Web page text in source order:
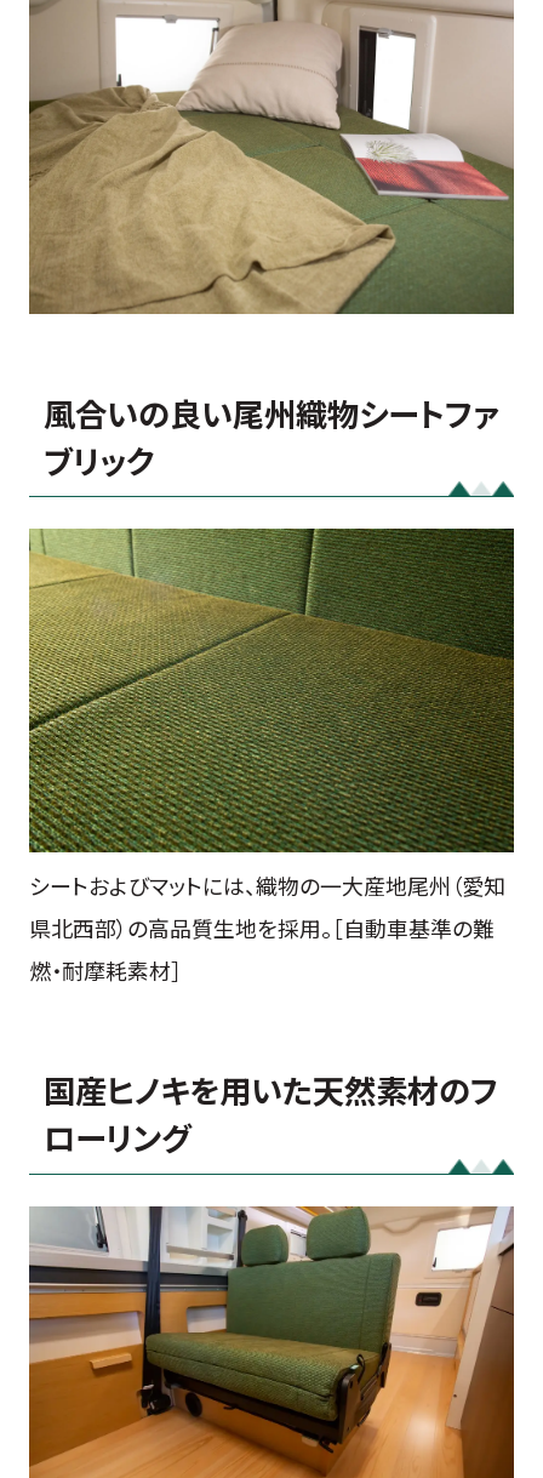
風合いの良い尾州織物シートファ
ブリック
シートおよびマットには、織物の一大産地尾州（愛知
県北西部）の高品質生地を採用。［自動車基準の難
燃・耐摩耗素材］
国産ヒノキを用いた天然素材のフ
ローリング